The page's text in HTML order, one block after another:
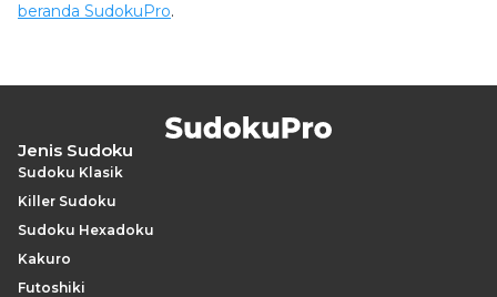
beranda SudokuPro.
Jenis Sudoku
Sudoku Klasik
Killer Sudoku
Sudoku Hexadoku
Kakuro
Futoshiki